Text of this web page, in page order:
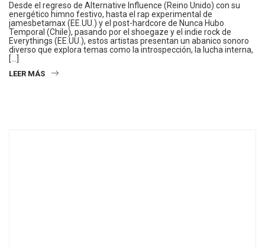
Desde el regreso de Alternative Influence (Reino Unido) con su
energético himno festivo, hasta el rap experimental de
jamesbetamax (EE.UU.) y el post-hardcore de Nunca Hubo
Temporal (Chile), pasando por el shoegaze y el indie rock de
Everythings (EE.UU.), estos artistas presentan un abanico sonoro
diverso que explora temas como la introspección, la lucha interna,
[…]
LEER MÁS